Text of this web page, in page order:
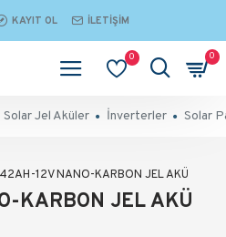
KAYIT OL İLETIŞIM
0 0
Solar Jel Aküler İnverterler Solar
42AH-12V NANO-KARBON JEL AKÜ
KARBON JEL AKÜ